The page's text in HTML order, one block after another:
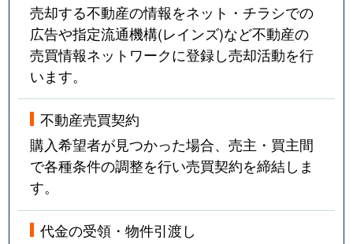
売却する不動産の情報をネット・チラシでの
広告や指定流通機構(レインズ)など不動産の
売買情報ネットワークに登録し売却活動を行
います。
不動産売買契約
購入希望者が見つかった場合、売主・買主間
で各種条件の調整を行い売買契約を締結しま
す。
代金の受領・物件引渡し